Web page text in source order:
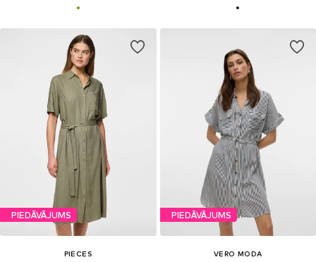
PIEDĀVĀJUMS
PIECES
PIEDĀVĀJUMS
VERO MODA